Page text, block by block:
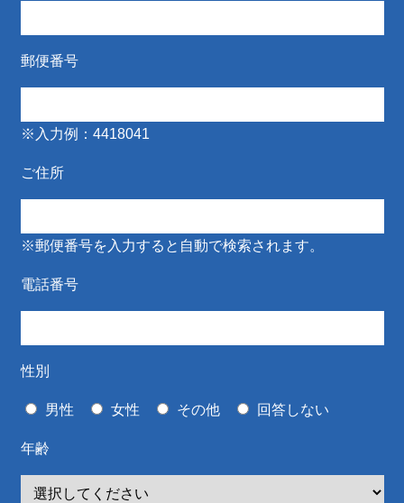
郵便番号
※入力例：4418041
ご住所
※郵便番号を入力すると自動で検索されます。
電話番号
性別
男性 女性 その他 回答しない
年齢